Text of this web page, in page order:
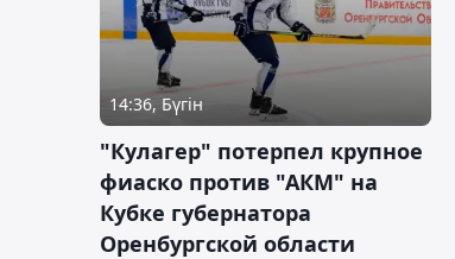
14:36, Бүгін
"Кулагер" потерпел крупное
фиаско против "АКМ" на
Кубке губернатора
Оренбургской области